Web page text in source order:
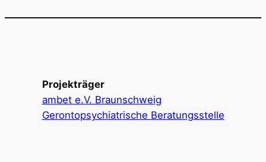
Projekträger
ambet e.V. Braunschweig
Gerontopsychiatrische Beratungsstelle